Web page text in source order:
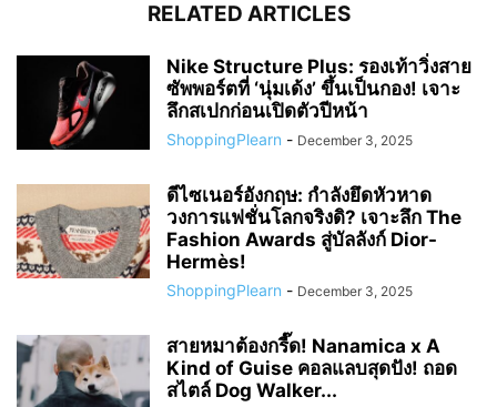
RELATED ARTICLES
Nike Structure Plus: รองเท้าวิ่งสาย
ซัพพอร์ตที่ ‘นุ่มเด้ง’ ขึ้นเป็นกอง! เจาะ
ลึกสเปกก่อนเปิดตัวปีหน้า
ShoppingPlearn - December 3, 2025
ดีไซเนอร์อังกฤษ: กำลังยึดหัวหาด
วงการแฟชั่นโลกจริงดิ? เจาะลึก The
Fashion Awards สู่บัลลังก์ Dior-
Hermès!
ShoppingPlearn - December 3, 2025
สายหมาต้องกรี๊ด! Nanamica x A
Kind of Guise คอลแลบสุดปัง! ถอด
สไตล์ Dog Walker...